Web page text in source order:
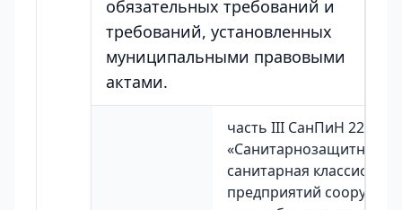
обязательных требований и
требований, установленных
муниципальными правовыми
актами.
часть III СанПиН
«Санитарнозащитные
санитарная
предприятий